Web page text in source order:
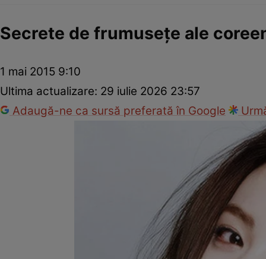
Secrete de frumuseţe ale
1 mai 2015 9:10
Ultima actualizare: 29 iulie 2026 23:57
Adaugă-ne ca sursă preferată în Google